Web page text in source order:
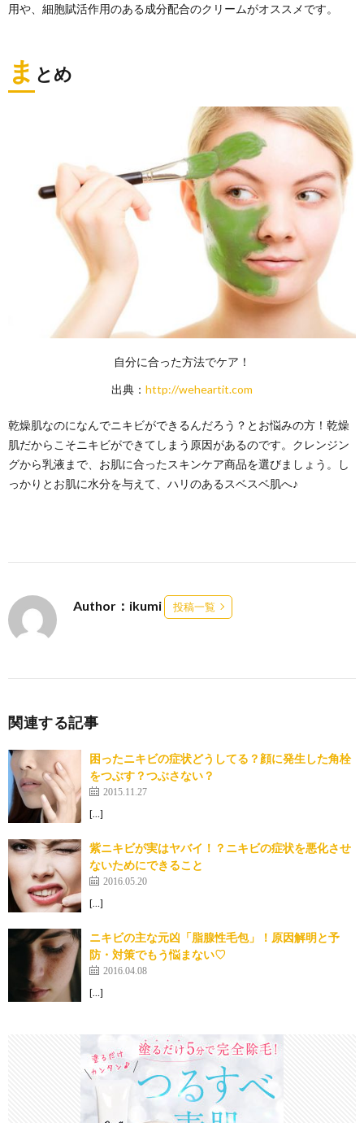
用や、細胞賦活作用のある成分配合のクリームがオススメです。
ま とめ
自分に合った方法でケア！
出典： http://weheartit.com
乾燥肌なのになんでニキビができるんだろう？とお悩みの方！乾燥
肌だからこそニキビができてしまう原因があるのです。クレンジン
グから乳液まで、お肌に合ったスキンケア商品を選びましょう。し
っかりとお肌に水分を与えて、ハリのあるスベスベ肌へ♪
Author：ikumi 投稿一覧
関連する記事
困ったニキビの症状どうしてる？顔に発生した角栓
をつぶす？つぶさない？
2015.11.27
[…]
紫ニキビが実はヤバイ！？ニキビの症状を悪化させ
ないためにできること
2016.05.20
[…]
ニキビの主な元凶「脂腺性毛包」！原因解明と予
防・対策でもう悩まない♡
2016.04.08
[…]